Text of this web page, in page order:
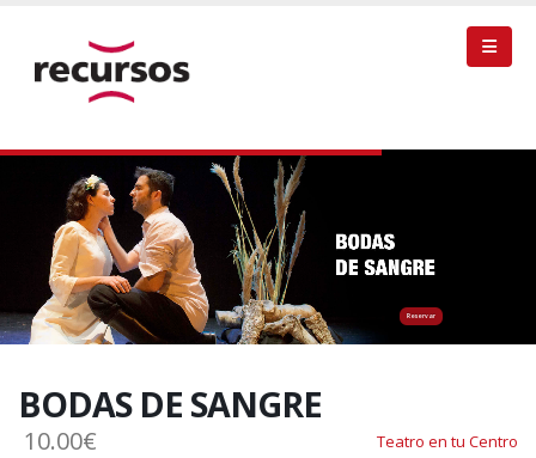
Reservar
BODAS DE SANGRE
10.00€ Teatro en tu Centro